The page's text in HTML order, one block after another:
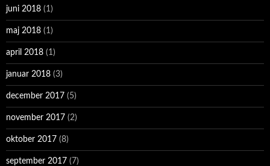
juni 2018 (1)
maj 2018 (1)
april 2018 (1)
januar 2018 (3)
december 2017 (5)
november 2017 (2)
oktober 2017 (8)
september 2017 (7)